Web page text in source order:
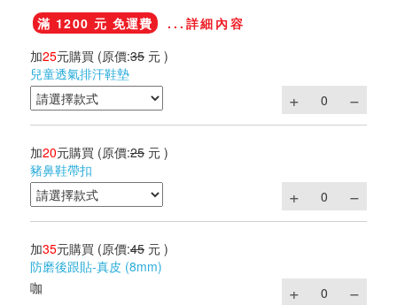
滿 1200 元 免運費
...詳細內容
加25元購買 (原價:35 元 )
兒童透氣排汗鞋墊
加20元購買 (原價:25 元 )
豬鼻鞋帶扣
加35元購買 (原價:45 元 )
防磨後跟貼-真皮 (8mm)
咖